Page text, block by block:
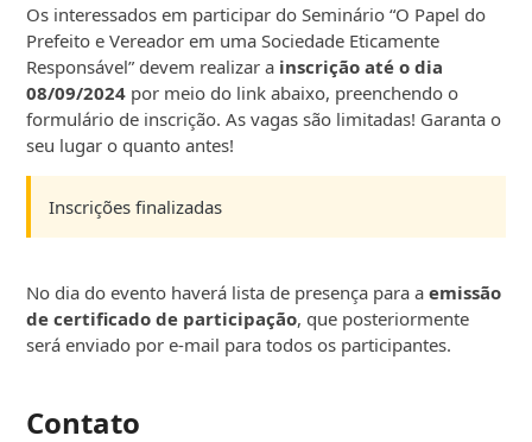
Os interessados em participar do Seminário “O Papel do
Prefeito e Vereador em uma Sociedade Eticamente
Responsável” devem realizar a inscrição até o dia
08/09/2024 por meio do link abaixo, preenchendo o
formulário de inscrição. As vagas são limitadas! Garanta o
seu lugar o quanto antes!
Inscrições finalizadas
No dia do evento haverá lista de presença para aemissão
de certificado de participação, que posteriormente
será enviado por e-mail para todos os participantes.
Contato